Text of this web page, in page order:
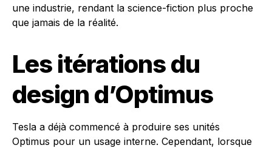
une industrie, rendant la science-fiction plus proche
que jamais de la réalité.
Les itérations du
design d’Optimus
Tesla a déjà commencé à produire ses unités
Optimus pour un usage interne. Cependant, lorsque